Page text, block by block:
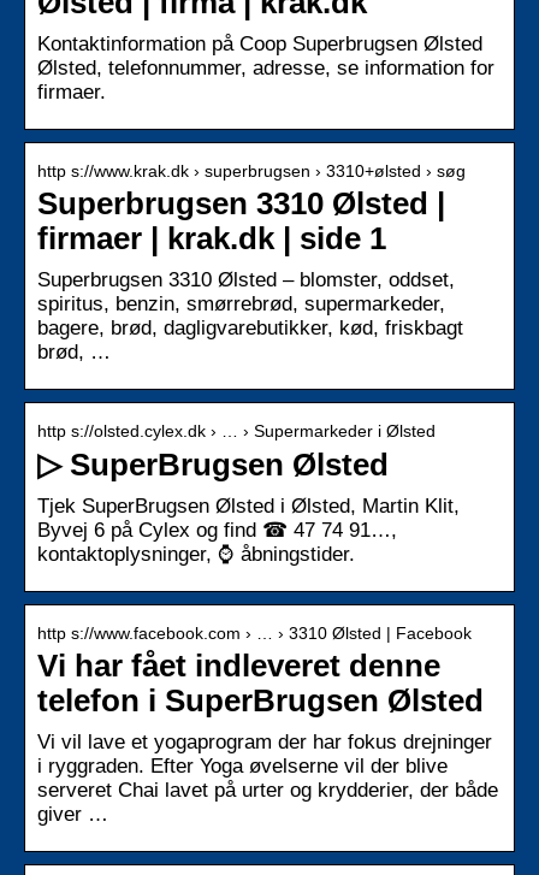
Kontaktinformation på Coop Superbrugsen Ølsted
Ølsted, telefonnummer, adresse, se information for
firmaer.
http s://www.krak.dk › superbrugsen › 3310+ølsted › søg
Superbrugsen 3310 Ølsted |
firmaer | krak.dk | side 1
Superbrugsen 3310 Ølsted – blomster, oddset,
spiritus, benzin, smørrebrød, supermarkeder,
bagere, brød, dagligvarebutikker, kød, friskbagt
brød, …
http s://olsted.cylex.dk › … › Supermarkeder i Ølsted
▷ SuperBrugsen Ølsted
Tjek SuperBrugsen Ølsted i Ølsted, Martin Klit,
Byvej 6 på Cylex og find ☎ 47 74 91…,
kontaktoplysninger, ⌚ åbningstider.
http s://www.facebook.com › … › 3310 Ølsted | Facebook
Vi har fået indleveret denne
telefon i SuperBrugsen Ølsted
Vi vil lave et yogaprogram der har fokus drejninger
i ryggraden. Efter Yoga øvelserne vil der blive
serveret Chai lavet på urter og krydderier, der både
giver …